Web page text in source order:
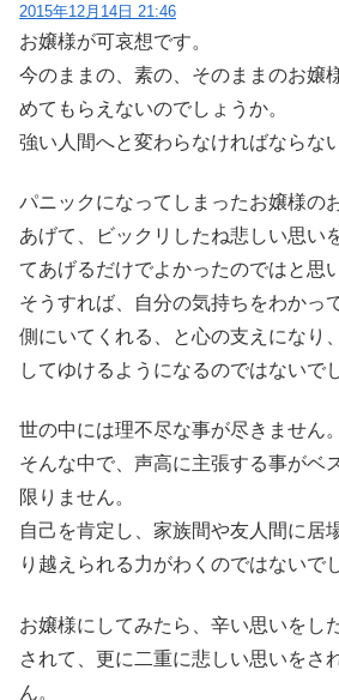
2015年12月14日 21:46
お嬢様が可哀想です。
今のままの、素の、そのままのお嬢
めてもらえないのでしょうか。
強い人間へと変わらなければならな
パニックになってしまったお嬢様の
あげて、ビックリしたね悲しい思い
てあげるだけでよかったのではと思
そうすれば、自分の気持ちをわかっ
側にいてくれる、と心の支えになり
してゆけるようになるのではないで
世の中には理不尽な事が尽きません。
そんな中で、声高に主張する事がベ
限りません。
自己を肯定し、家族間や友人間に居
り越えられる力がわくのではないで
お嬢様にしてみたら、辛い思いをし
されて、更に二重に悲しい思いをさ
ん。